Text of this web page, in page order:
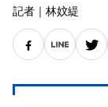
記者 ｜ 林妏緹